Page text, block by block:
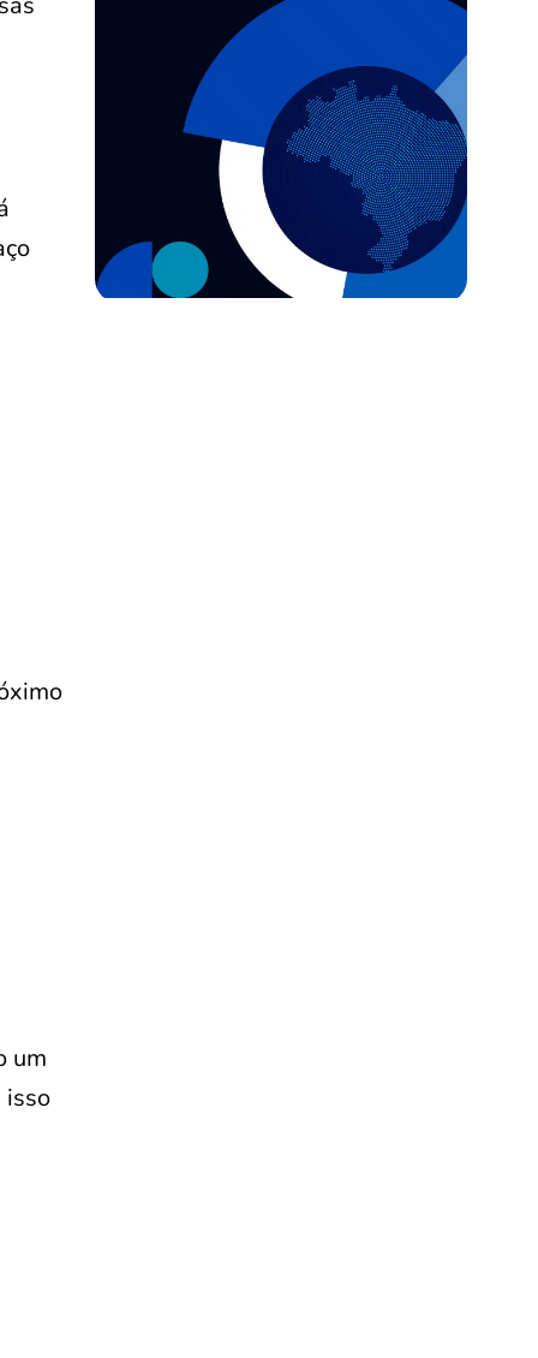
um
isso